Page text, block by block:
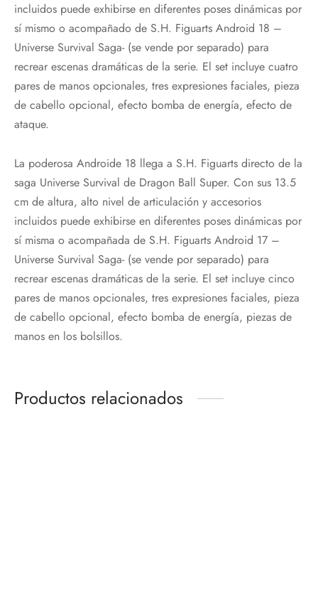
incluidos puede exhibirse en diferentes poses dinámicas por
sí mismo o acompañado de S.H. Figuarts Android 18 –
Universe Survival Saga- (se vende por separado) para
recrear escenas dramáticas de la serie. El set incluye cuatro
pares de manos opcionales, tres expresiones faciales, pieza
de cabello opcional, efecto bomba de energía, efecto de
ataque.
La poderosa Androide 18 llega a S.H. Figuarts directo de la
saga Universe Survival de Dragon Ball Super. Con sus 13.5
cm de altura, alto nivel de articulación y accesorios
incluidos puede exhibirse en diferentes poses dinámicas por
sí misma o acompañada de S.H. Figuarts Android 17 –
Universe Survival Saga- (se vende por separado) para
recrear escenas dramáticas de la serie. El set incluye cinco
pares de manos opcionales, tres expresiones faciales, pieza
de cabello opcional, efecto bomba de energía, piezas de
manos en los bolsillos.
Productos relacionados